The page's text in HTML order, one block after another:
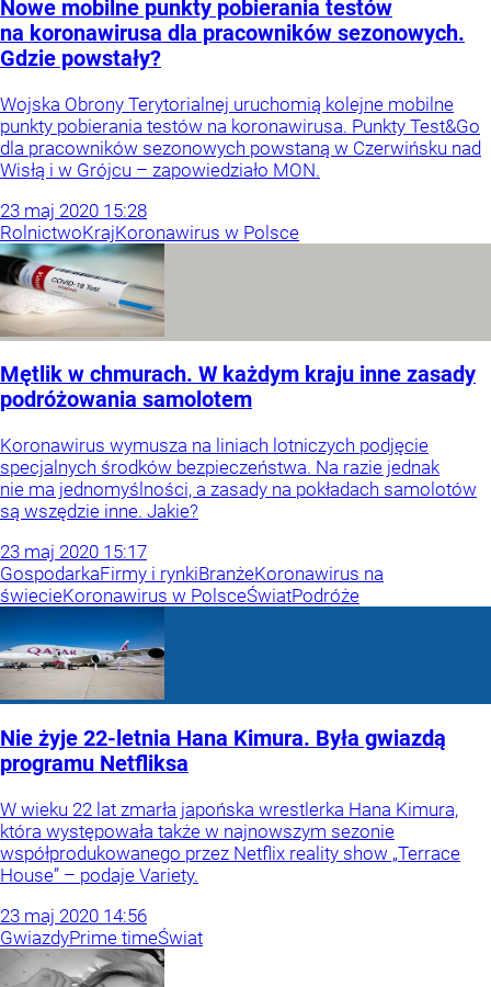
Nowe mobilne punkty pobierania testów
na koronawirusa dla pracowników sezonowych.
Gdzie powstały?
Wojska Obrony Terytorialnej uruchomią kolejne mobilne
punkty pobierania testów na koronawirusa. Punkty Test&Go
dla pracowników sezonowych powstaną w Czerwińsku nad
Wisłą i w Grójcu – zapowiedziało MON.
23 maj 2020 15:28
RolnictwoKrajKoronawirus w Polsce
Mętlik w chmurach. W każdym kraju inne zasady
podróżowania samolotem
Koronawirus wymusza na liniach lotniczych podjęcie
specjalnych środków bezpieczeństwa. Na razie jednak
nie ma jednomyślności, a zasady na pokładach samolotów
są wszędzie inne. Jakie?
23 maj 2020 15:17
GospodarkaFirmy i rynkiBranżeKoronawirus na
świecieKoronawirus w PolsceŚwiatPodróże
Nie żyje 22-letnia Hana Kimura. Była gwiazdą
programu Netfliksa
W wieku 22 lat zmarła japońska wrestlerka Hana Kimura,
która występowała także w najnowszym sezonie
współprodukowanego przez Netflix reality show „Terrace
House” – podaje Variety.
23 maj 2020 14:56
GwiazdyPrime timeŚwiat